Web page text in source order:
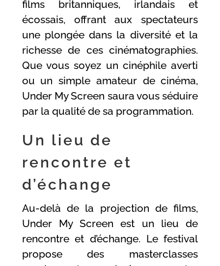
films britanniques, irlandais et
écossais, offrant aux spectateurs
une plongée dans la diversité et la
richesse de ces cinématographies.
Que vous soyez un cinéphile averti
ou un simple amateur de cinéma,
Under My Screen saura vous séduire
par la qualité de sa programmation.
Un lieu de
rencontre et
d’échange
Au-delà de la projection de films,
Under My Screen est un lieu de
rencontre et d’échange. Le festival
propose des masterclasses